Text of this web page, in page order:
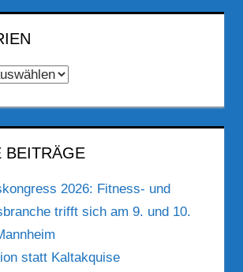
BEITRÄGE
2026: Fitness- und
trifft sich am 9. und 10.
statt Kaltakquise